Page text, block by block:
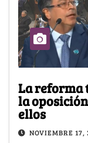
La reforma
la
ellos
NOVIEMBRE 17,